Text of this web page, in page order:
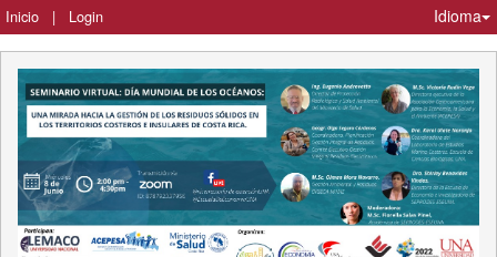
Inicio | Login Idioma